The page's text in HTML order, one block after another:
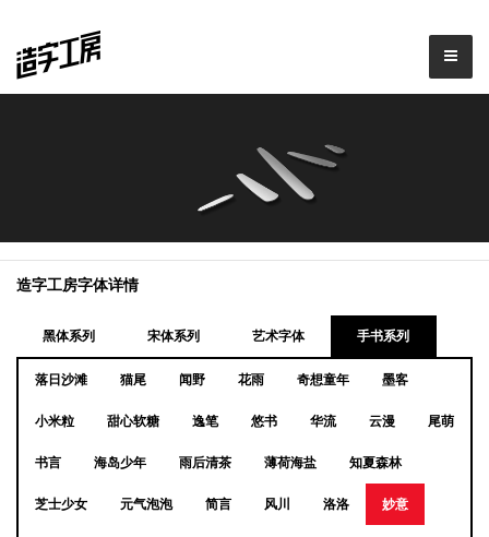
造字工房字体详情
黑体系列 宋体系列 艺术字体 手书系列
落日沙滩 猫尾 闻野 花雨 奇想童年 墨客
小米粒 甜心软糖 逸笔 悠书 华流 云漫 尾萌
书言 海岛少年 雨后清茶 薄荷海盐 知夏森林
芝士少女 元气泡泡 简言 风川 洛洛 妙意